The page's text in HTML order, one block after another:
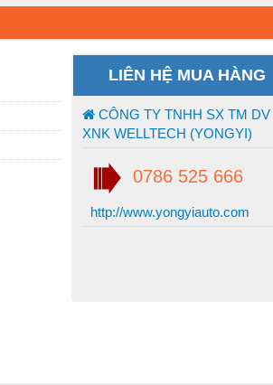
LIÊN HỆ MUA HÀNG
CÔNG TY TNHH SX TM DV
XNK WELLTECH (YONGYI)
0786 525 666
http://www.yongyiauto.com